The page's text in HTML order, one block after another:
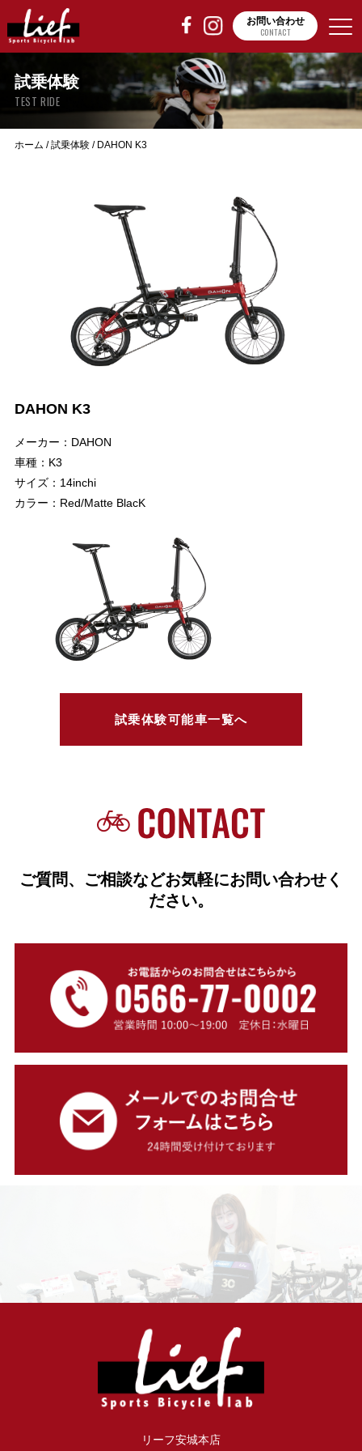
お問い合わせ
CONTACT
試乗体験
TEST RIDE
ホーム /試乗体験/ DAHON K3
DAHON K3
メーカー：DAHON
車種：K3
サイズ：14inchi
カラー：Red/Matte BlacK
試乗体験可能車一覧へ
ご質問、ご相談などお気軽にお問い合わせく
ださい。
リーフ安城本店